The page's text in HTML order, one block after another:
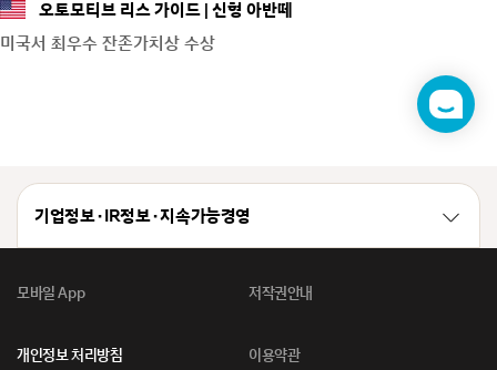
오토모티브 리스 가이드 신형 아반떼
미국서 최우수 잔존가치상 수상
챗
봇
기업정보 · IR정보 · 지속가능경영
모바일 App 저작권안내
개인정보 처리방침 이용약관